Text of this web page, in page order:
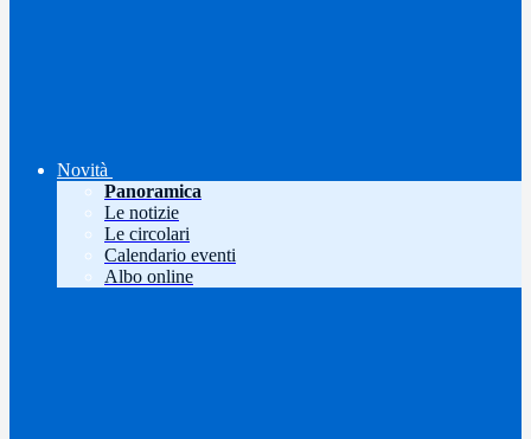
Novità
Panoramica
Le notizie
Le circolari
Calendario eventi
Albo online